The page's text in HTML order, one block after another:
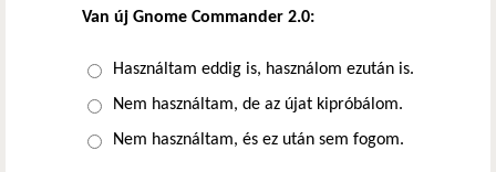
Van új Gnome Commander 2.0:
Választások
Használtam eddig is, használom ezután is.
Nem használtam, de az újat kipróbálom.
Nem használtam, és ez után sem fogom.